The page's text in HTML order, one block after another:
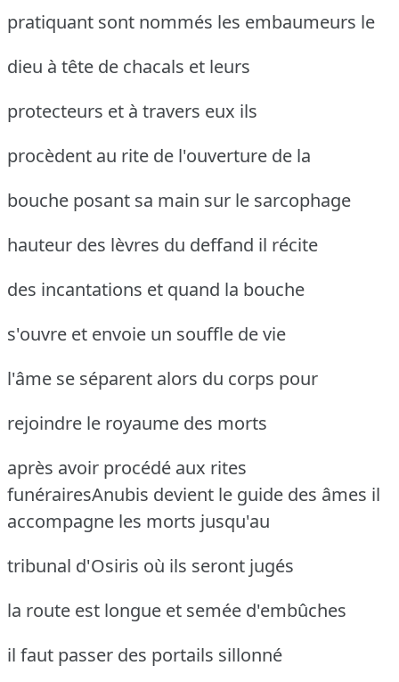
pratiquant sont nommés les embaumeurs le
dieu à tête de chacals et leurs
protecteurs et à travers eux ils
procèdent au rite de l'ouverture de la
bouche posant sa main sur le sarcophage
hauteur des lèvres du deffand il récite
des incantations et quand la bouche
s'ouvre et envoie un souffle de vie
l'âme se séparent alors du corps pour
rejoindre le royaume des morts
après avoir procédé aux rites
funérairesAnubis devient le guide des âmes il
accompagne les morts jusqu'au
tribunal d'Osiris où ils seront jugés
la route est longue et semée d'embûches
il faut passer des portails sillonné